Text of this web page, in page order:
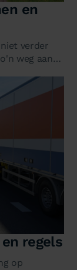
en
verder
weg aan
regels
op